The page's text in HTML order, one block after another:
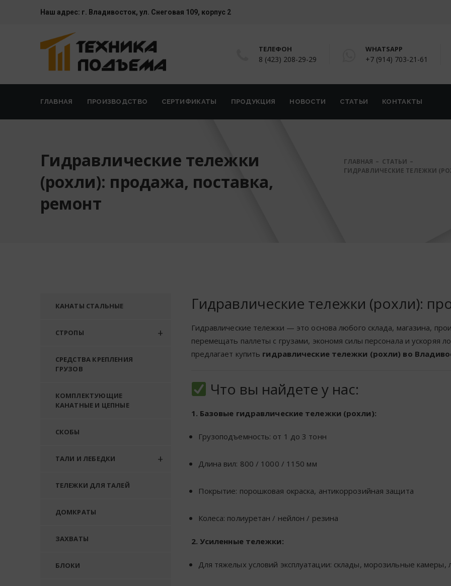
Наш адрес: г. Владивосток, ул. Cнеговая 109, корпус 2
ТЕЛЕФОН
8 (423) 208-29-29
WHATSAPP
+7 (914) 703-21-61
ГЛАВНАЯ ПРОИЗВОДСТВО СЕРТИФИКАТЫ ПРОДУКЦИЯ НОВОСТИ СТАТЬИ КОНТАКТЫ
Гидравлические тележки
(рохли): продажа, поставка,
ремонт
ГЛАВНАЯ
СТАТЬИ
ГИДРАВЛИЧЕСКИЕ ТЕЛЕЖКИ
КАНАТЫ СТАЛЬНЫЕ
СТРОПЫ
СРЕДСТВА КРЕПЛЕНИЯ
ГРУЗОВ
КОМПЛЕКТУЮЩИЕ
КАНАТНЫЕ И ЦЕПНЫЕ
СКОБЫ
ТАЛИ И ЛЕБЕДКИ
ТЕЛЕЖКИ ДЛЯ ТАЛЕЙ
ДОМКРАТЫ
ЗАХВАТЫ
БЛОКИ
Гидравлические тележки (рохли):
Гидравлические тележки — это основа любого склада, магазина,
перемещать паллеты с грузами, экономя силы персонала и ускоряя
предлагает купить гидравлические тележки (рохли) во
Что вы найдете у нас:
1. Базовые гидравлические тележки (рохли):
Грузоподъемность: от 1 до 3 тонн
Длина вил: 800 / 1000 / 1150 мм
Покрытие: порошковая окраска, антикоррозийная защита
Колеса: полиуретан / нейлон / резина
2. Усиленные тележки:
Для тяжелых условий эксплуатации: склады, морозильные камеры,